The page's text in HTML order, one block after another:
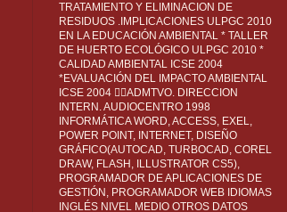
TRATAMIENTO Y ELIMINACION DE
RESIDUOS .IMPLICACIONES ULPGC 2010
EN LA EDUCACIÓN AMBIENTAL * TALLER
DE HUERTO ECOLÓGICO ULPGC 2010 *
CALIDAD AMBIENTAL ICSE 2004
*EVALUACIÓN DEL IMPACTO AMBIENTAL
ICSE 2004 ADMTVO. DIRECCION
INTERN. AUDIOCENTRO 1998
INFORMÁTICA WORD, ACCESS, EXEL,
POWER POINT, INTERNET, DISEÑO
GRÁFICO(AUTOCAD, TURBOCAD, COREL
DRAW, FLASH, ILLUSTRATOR CS5),
PROGRAMADOR DE APLICACIONES DE
GESTIÓN, PROGRAMADOR WEB IDIOMAS
INGLÉS NIVEL MEDIO OTROS DATOS